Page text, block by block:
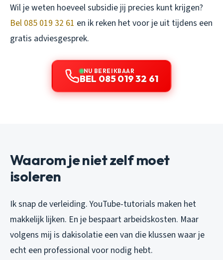
Wil je weten hoeveel subsidie jij precies kunt krijgen?
Bel 085 019 32 61 en ik reken het voor je uit tijdens een
gratis adviesgesprek.
NU BEREIKBAAR
BEL 085 019 32 61
Waarom je niet zelf moet
isoleren
Ik snap de verleiding. YouTube-tutorials maken het
makkelijk lijken. En je bespaart arbeidskosten. Maar
volgens mij is dakisolatie een van die klussen waar je
echt een professional voor nodig hebt.